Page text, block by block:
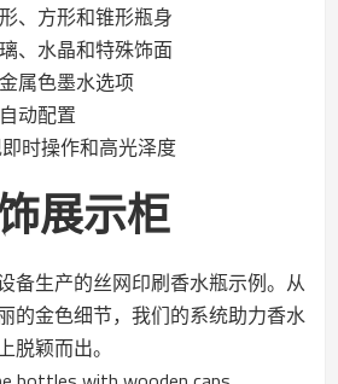
、方形和锥形瓶身
、水晶和特殊饰面
属色墨水选项
动配置
时操作和高光泽度
展示柜
备生产的丝网印刷香水瓶示例。从
的金色细节，我们的系统助力香水
脱颖而出。